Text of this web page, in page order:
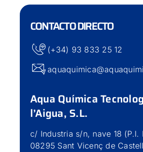
CONTACTO DIRECTO
(+34) 93 833 25 12
Aqua Química
l’Aigua, S.L.
c/ Industria s/n, nave 18 (P.I.
08295 Sant Vicenç de